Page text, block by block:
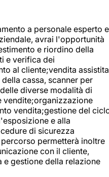
a personale esperto e
avrai l'opportunità
e riordino della
e verifica dei
al cliente;vendita assistita
cassa, scanner per
diverse modalità di
vendite;organizzazione
vendita;gestione del
e alla
di sicurezza
permetterà inoltre
con il cliente,
e gestione della relazione